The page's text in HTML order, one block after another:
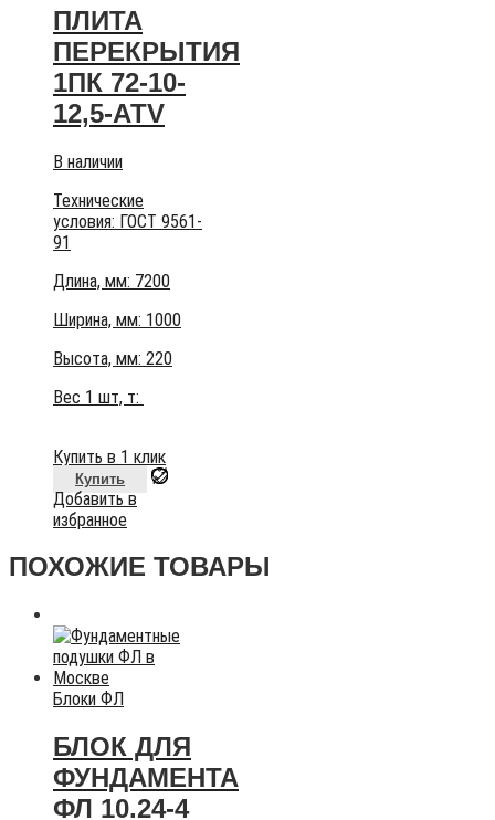
ПЛИТА
ПЕРЕКРЫТИЯ
1ПК 72-10-
12,5-АТV
В наличии
Технические
условия: ГОСТ 9561-
91
Длина, мм: 7200
Ширина, мм: 1000
Высота, мм: 220
Вес 1 шт, т:
Купить в 1 клик
Купить
Добавить в
избранное
ПОХОЖИЕ ТОВАРЫ
Блоки ФЛ
БЛОК ДЛЯ
ФУНДАМЕНТА
ФЛ 10.24-4